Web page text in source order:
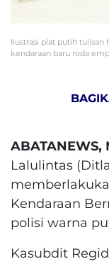
Ilustrasi plat putih
kendaraan baru roda
ABATANEWS,
Lalulintas
Kendaraan
polisi warna
Kasubdit